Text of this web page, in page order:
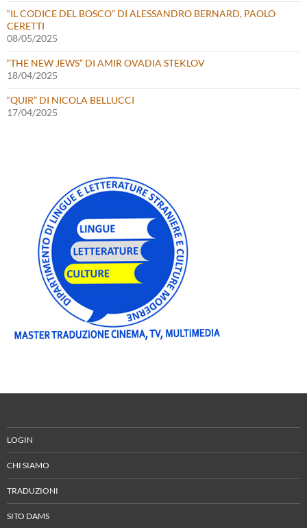
“IL CODICE DEL BOSCO” DI ALESSANDRO BERNARD, PAOLO
CERETTI
08/05/2025
“THE NEW JEWS” DI AMIR OVADIA STEKLOV
18/04/2025
“QUIR” DI NICOLA BELLUCCI
17/04/2025
LOGIN
CHI SIAMO
TRADUZIONI
SITO DAMS